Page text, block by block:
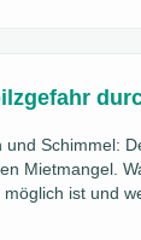
und Schimmel:
Mietmangel.
ist und